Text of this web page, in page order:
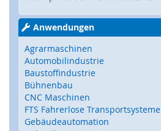
h
a
t
e
r
(
Z
u
h
Anwendungen
Agrarmaschinen
Automobilindustrie
Baustoffindustrie
Bühnenbau
CNC Maschinen
FTS Fahrerlose Transportsysteme
Gebäudeautomation